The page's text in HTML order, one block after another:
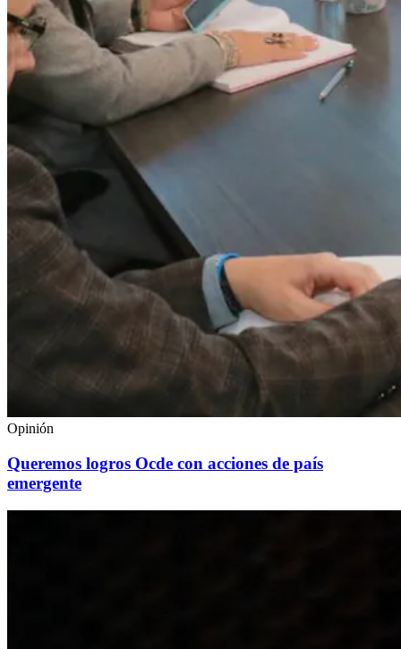
Opinión
Queremos logros Ocde con acciones de país
emergente